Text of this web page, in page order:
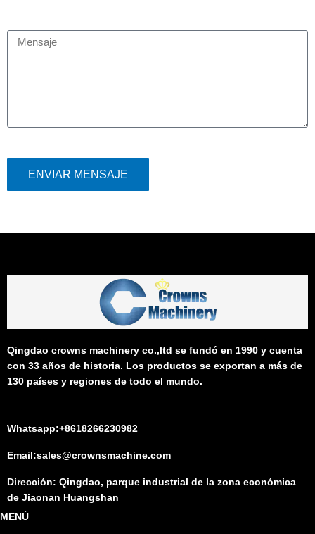
ENVIAR MENSAJE
Qingdao crowns machinery co.,ltd se fundó en 1990 y cuenta
con 33 años de historia. Los productos se exportan a más de
130 países y regiones de todo el mundo.
Whatsapp:+8618266230982
Email:sales@crownsmachine.com
Dirección: Qingdao, parque industrial de la zona económica
de Jiaonan Huangshan
MENÚ